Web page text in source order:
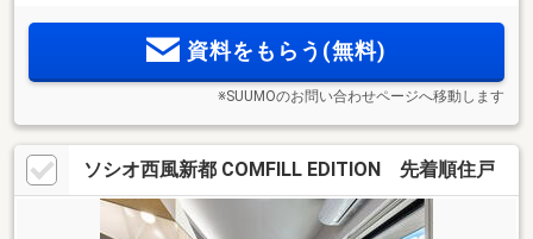
など快適な設備仕様。街に寄り添う「ヴェルディ庚午北コン
フォート」誕生。
資料をもらう(無料)
※SUUMOのお問い合わせページへ移動します
ソシオ西風新都 COMFILL EDITION 先着順住戸